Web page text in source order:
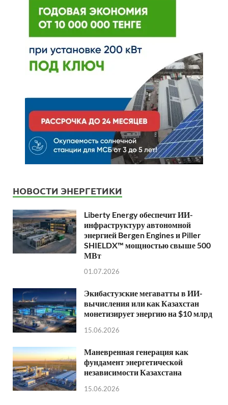
НОВОСТИ ЭНЕРГЕТИКИ
Liberty Energy обеспечит ИИ-
инфраструктуру автономной
энергией Bergen Engines и Piller
SHIELDX™ мощностью свыше 500
МВт
01.07.2026
Экибастузские мегаватты в ИИ-
вычисления или как Казахстан
монетизирует энергию на $10 млрд
15.06.2026
Маневренная генерация как
фундамент энергетической
независимости Казахстана
15.06.2026